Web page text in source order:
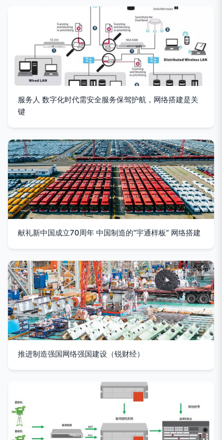
服务人 数字化时代需安全服务保驾护航，网络搭建是关
键
献礼新中国成立70周年 中国制造的“宇通样板” 网络搭建
推进制造强国网络强国建设（锐财经）